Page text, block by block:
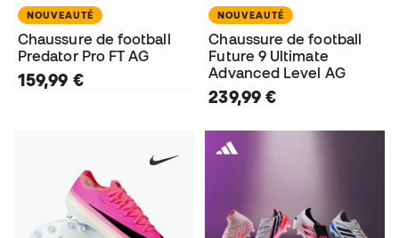
NOUVEAUTÉ
Chaussure de football
Predator Pro FT AG
159,99 €
NOUVEAUTÉ
Chaussure de football
Future 9 Ultimate
Advanced Level AG
239,99 €